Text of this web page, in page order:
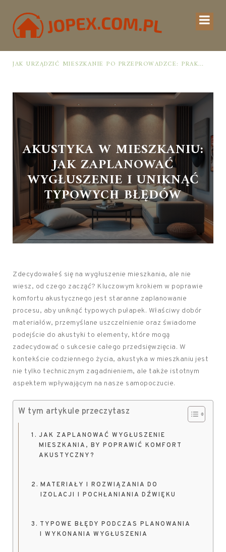
JAK URZĄDZIĆ MIESZKANIE PO PRZEPROWADZCE: PRAKTYCZNY PLAN OD ROZPAKOWANIA DO PRZYTULNEJ PRZESTRZENI
AKUSTYKA W MIESZKANIU:
JAK ZAPLANOWAĆ
WYGŁUSZENIE I UNIKNĄĆ
TYPOWYCH BŁĘDÓW
Zdecydowałeś się na wygłuszenie mieszkania, ale nie
wiesz, od czego zacząć? Kluczowym krokiem w poprawie
komfortu akustycznego jest staranne zaplanowanie
procesu, aby uniknąć typowych pułapek. Właściwy dobór
materiałów, przemyślane uszczelnienie oraz świadome
podejście do akustyki to elementy, które mogą
zadecydować o sukcesie całego przedsięwzięcia. W
kontekście codziennego życia, akustyka w mieszkaniu jest
nie tylko technicznym zagadnieniem, ale także istotnym
aspektem wpływającym na nasze samopoczucie.
W tym artykule przeczytasz
JAK ZAPLANOWAĆ WYGŁUSZENIE
MIESZKANIA, BY POPRAWIĆ KOMFORT
AKUSTYCZNY?
MATERIAŁY I ROZWIĄZANIA DO
IZOLACJI I POCHŁANIANIA DŹWIĘKU
TYPOWE BŁĘDY PODCZAS PLANOWANIA
I WYKONANIA WYGŁUSZENIA